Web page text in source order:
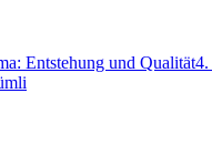
Entstehung und Qualität4.